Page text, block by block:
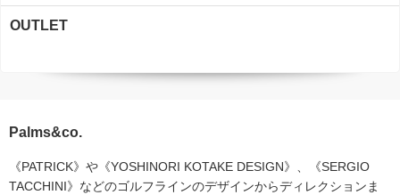
OUTLET
Palms&co.
《PATRICK》や《YOSHINORI KOTAKE DESIGN》、《SERGIO
TACCHINI》などのゴルフラインのデザインからディレクションま